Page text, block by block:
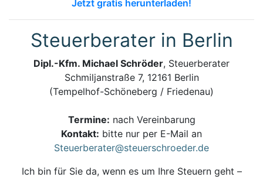
Jetzt gratis herunterladen!
Steuerberater in Berlin
Dipl.-Kfm. Michael Schröder, Steuerberater
Schmiljanstraße 7, 12161 Berlin
(Tempelhof-Schöneberg / Friedenau)
Termine: nach Vereinbarung
Kontakt: bitte nur per E-Mail an
Steuerberater@steuerschroeder.de
Ich bin für Sie da, wenn es um Ihre Steuern geht –